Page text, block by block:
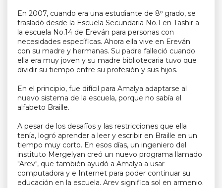
En 2007, cuando era una estudiante de 8º grado, se
trasladó desde la Escuela Secundaria No.1 en Tashir a
la escuela No.14 de Ereván para personas con
necesidades específicas. Ahora ella vive en Ereván
con su madre y hermanas. Su padre falleció cuando
ella era muy joven y su madre bibliotecaria tuvo que
dividir su tiempo entre su profesión y sus hijos.
En el principio, fue difícil para Amalya adaptarse al
nuevo sistema de la escuela, porque no sabía el
alfabeto Braille.
A pesar de los desafíos y las restricciones que ella
tenía, logró aprender a leer y escribir en Braille en un
tiempo muy corto. En esos días, un ingeniero del
instituto Mergelyan creó un nuevo programa llamado
"Arev", que también ayudó a Amalya a usar
computadora y e Internet para poder continuar su
educación en la escuela. Arev significa sol en armenio.